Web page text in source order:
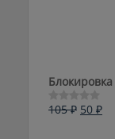
Оценка
105₽ 50 ₽